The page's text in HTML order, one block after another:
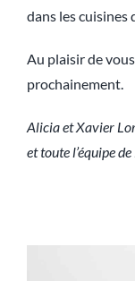
dans les cuisines
Au plaisir de
prochainement.
Alicia et Xavier
et toute l’équipe